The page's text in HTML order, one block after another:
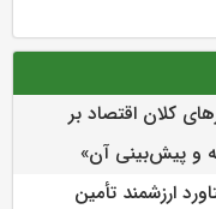
كلان اقتصاد بر
و پیش‌بینی آن»
ارزشمند تأمین